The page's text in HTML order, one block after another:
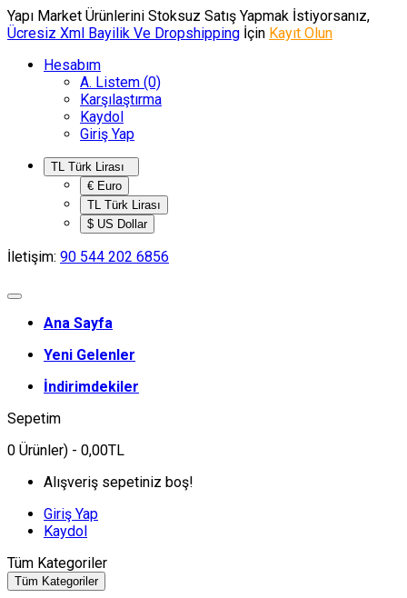
Yapı Market Ürünlerini Stoksuz Satış Yapmak İstiyorsanız,
Ücresiz Xml Bayilik Ve Dropshipping İçin Kayıt Olun
Hesabım
A. Listem (0)
Karşılaştırma
Kaydol
Giriş Yap
€ Euro
TL Türk Lirası
$ US Dollar
İletişim: 90 544 202 6856
Ana Sayfa
Yeni Gelenler
İndirimdekiler
Sepetim
0 Ürünler) - 0,00TL
Alışveriş sepetiniz boş!
Giriş Yap
Kaydol
Tüm Kategoriler
Tüm Kategoriler